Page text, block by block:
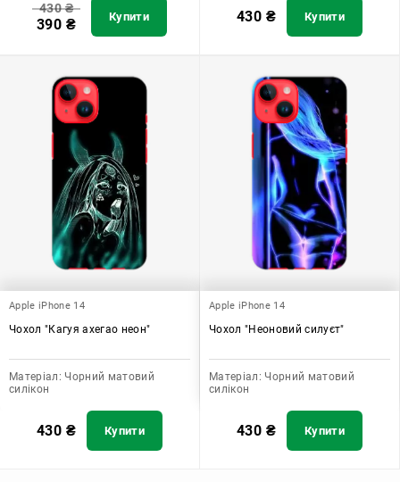
430₴
390 ₴ Купити 430 ₴ Купити
Apple iPhone 14
Чохол "Кагуя ахегао неон"
Матеріал: Чорний матовий
силікон
430 ₴ Купити
Apple iPhone 14
Чохол "Неоновий силуєт"
Матеріал: Чорний матовий
силікон
430 ₴ Купити